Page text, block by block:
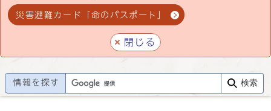
災害避難カード「命のパスポート」
閉じる
情報を探す 検索